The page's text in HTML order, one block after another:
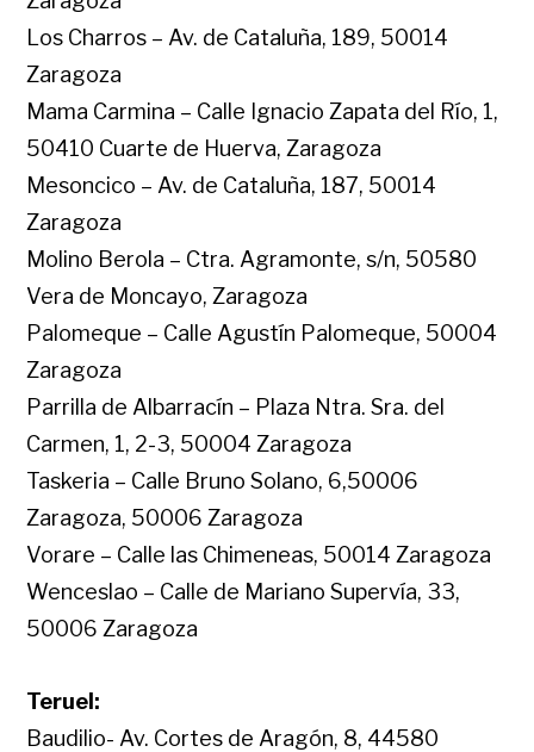
Los Charros – Av. de Cataluña, 189, 50014
Zaragoza
Mama Carmina – Calle Ignacio Zapata del Río, 1,
50410 Cuarte de Huerva, Zaragoza
Mesoncico – Av. de Cataluña, 187, 50014
Zaragoza
Molino Berola – Ctra. Agramonte, s/n, 50580
Vera de Moncayo, Zaragoza
Palomeque – Calle Agustín Palomeque, 50004
Zaragoza
Parrilla de Albarracín – Plaza Ntra. Sra. del
Carmen, 1, 2-3, 50004 Zaragoza
Taskeria – Calle Bruno Solano, 6,50006
Zaragoza, 50006 Zaragoza
Vorare – Calle las Chimeneas, 50014 Zaragoza
Wenceslao – Calle de Mariano Supervía, 33,
50006 Zaragoza
Teruel:
Baudilio- Av. Cortes de Aragón, 8, 44580